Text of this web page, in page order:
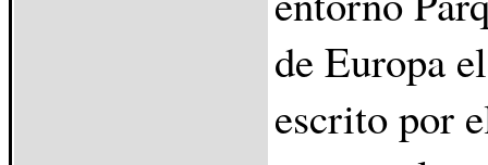
de Europa
escrito por